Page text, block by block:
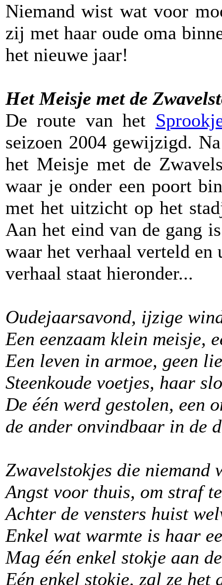
Niemand wist wat voor
zij met haar oude oma
het nieuwe jaar!
Het Meisje met de
De route van het
seizoen 2004 gewijzigd.
het Meisje met de
waar je onder een poort
met het uitzicht op het
Aan het eind van de gang
waar het verhaal verteld
verhaal staat hieronder...
Oudejaarsavond, ijzige
Een eenzaam klein meisje,
Een leven in armoe, geen
Steenkoude voetjes, haar
De één werd gestolen, een
de ander onvindbaar in de
Zwavelstokjes die niemand
Angst voor thuis, om straf
Achter de vensters huist
Enkel wat warmte is haar
Mag één enkel stokje aan
Eén enkel stokje, zal ze het